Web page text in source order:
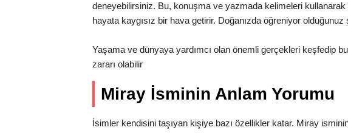
deneyebilirsiniz. Bu, konuşma ve yazmada kelimeleri kullanarak
hayata kaygısız bir hava getirir. Doğanızda öğreniyor olduğunuz
Yaşama ve dünyaya yardımcı olan önemli gerçekleri keşfedip
zararı olabilir
Miray İsminin Anlam Yorumu
İsimler kendisini taşıyan kişiye bazı özellikler katar. Miray